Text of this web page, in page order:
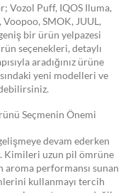
Vozol Puff, IQOS Iluma,
SMOK, JUUL,
bir ürün yelpazesi
seçenekleri, detaylı
aradığınız ürüne
yeni modelleri ve
Seçmenin Önemi
devam ederken
Kimileri uzun pil ömrüne
performansı sunan
kullanmayı tercih